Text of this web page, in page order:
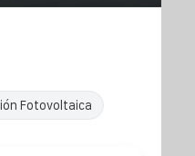
Fotovoltaica